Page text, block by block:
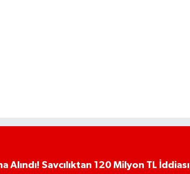
Alındı! Savcılıktan 120 Milyon TL İddiası